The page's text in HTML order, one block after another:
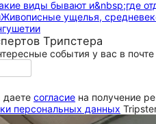
Живописные ущелья,
Трипстера
события у вас в почте
согласие на получение
персональных данных